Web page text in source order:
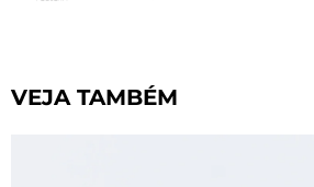
VEJA TAMBÉM